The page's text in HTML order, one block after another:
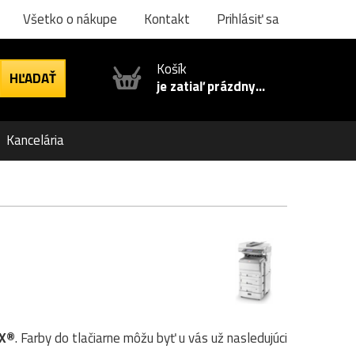
Všetko o nákupe Kontakt Prihlásiť sa
Košík
je zatiaľ prázdny...
Kancelária
. Farby do tlačiarne môžu byť u vás už nasledujúci